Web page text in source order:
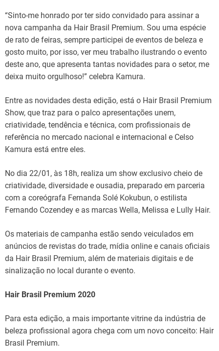
“Sinto-me honrado por ter sido convidado para assinar a
nova campanha da Hair Brasil Premium. Sou uma espécie
de rato de feiras, sempre participei de eventos de beleza e
gosto muito, por isso, ver meu trabalho ilustrando o evento
deste ano, que apresenta tantas novidades para o setor, me
deixa muito orgulhoso!” celebra Kamura.
Entre as novidades desta edição, está o Hair Brasil Premium
Show, que traz para o palco apresentações unem,
criatividade, tendência e técnica, com profissionais de
referência no mercado nacional e internacional e Celso
Kamura está entre eles.
No dia 22/01, às 18h, realiza um show exclusivo cheio de
criatividade, diversidade e ousadia, preparado em parceria
com a coreógrafa Fernanda Solé Kokubun, o estilista
Fernando Cozendey e as marcas Wella, Melissa e Lully Hair.
Os materiais de campanha estão sendo veiculados em
anúncios de revistas do trade, mídia online e canais oficiais
da Hair Brasil Premium, além de materiais digitais e de
sinalização no local durante o evento.
Hair Brasil Premium 2020
Para esta edição, a mais importante vitrine da indústria de
beleza profissional agora chega com um novo conceito: Hair
Brasil Premium.